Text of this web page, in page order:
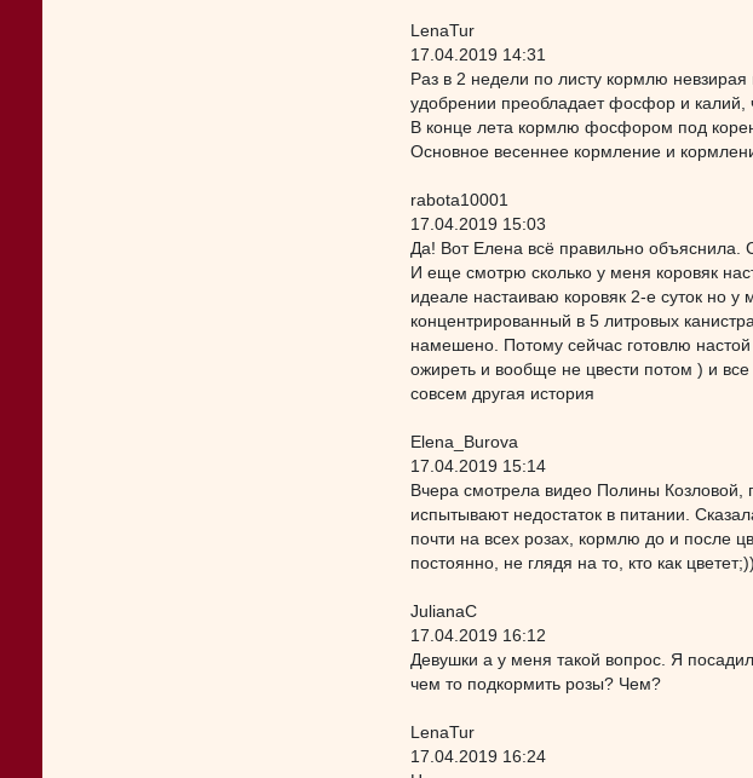
LenaTur
17.04.2019 14:31
Раз в 2 недели по листу кормлю
удобрении преобладает фосфор и
В конце лета кормлю фосфором под
Основное весеннее кормление и
rabota10001
17.04.2019 15:03
Да! Вот Елена всё правильно объяснила.
И еще смотрю сколько у меня коровяк
идеале настаиваю коровяк 2-е суток но у
концентрированный в 5 литровых
намешено. Потому сейчас готовлю
ожиреть и вообще не цвести потом ) и
совсем другая история
Elena_Burova
17.04.2019 15:14
Вчера смотрела видео Полины Козловой,
испытывают недостаток в питании.
почти на всех розах, кормлю до и после
постоянно, не глядя на то, кто как
JulianaC
17.04.2019 16:12
Девушки а у меня такой вопрос. Я
чем то подкормить розы? Чем?
LenaTur
17.04.2019 16:24